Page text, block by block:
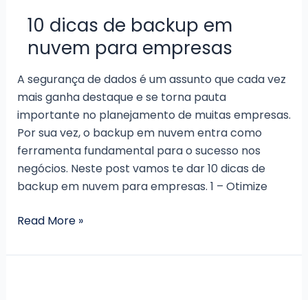
backup
em
nuvem?
10 dicas de backup em
nuvem para empresas
A segurança de dados é um assunto que cada vez
mais ganha destaque e se torna pauta
importante no planejamento de muitas empresas.
Por sua vez, o backup em nuvem entra como
ferramenta fundamental para o sucesso nos
negócios. Neste post vamos te dar 10 dicas de
backup em nuvem para empresas. 1 – Otimize
10
de
Read More »